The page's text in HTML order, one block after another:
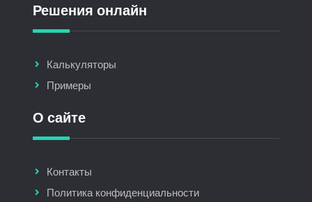
Решения онлайн
Калькуляторы
Примеры
О сайте
Контакты
Политика конфиденциальности